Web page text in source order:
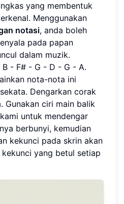
yang membentuk
Menggunakan
notasi, anda boleh
pada papan
dalam muzik.
- F# - G - D - G - A.
nota-nota ini
Dengarkan corak
Gunakan ciri main balik
untuk mendengar
berbunyi, kemudian
kekunci pada skrin akan
yang betul setiap